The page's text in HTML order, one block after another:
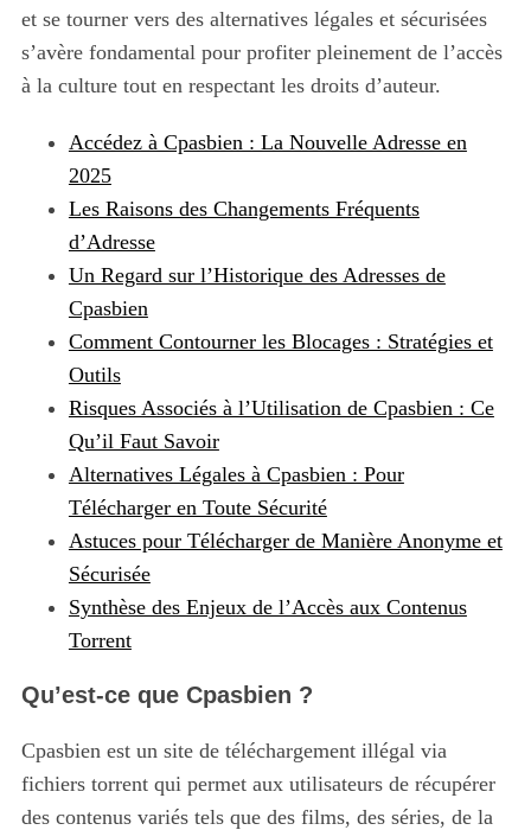
et se tourner vers des alternatives légales et sécurisées
s’avère fondamental pour profiter pleinement de l’accès
à la culture tout en respectant les droits d’auteur.
Accédez à Cpasbien : La Nouvelle Adresse en
2025
Les Raisons des Changements Fréquents
d’Adresse
Un Regard sur l’Historique des Adresses de
Cpasbien
Comment Contourner les Blocages : Stratégies et
Outils
Risques Associés à l’Utilisation de Cpasbien : Ce
Qu’il Faut Savoir
Alternatives Légales à Cpasbien : Pour
Télécharger en Toute Sécurité
Astuces pour Télécharger de Manière Anonyme et
Sécurisée
Synthèse des Enjeux de l’Accès aux Contenus
Torrent
Qu’est-ce que Cpasbien ?
Cpasbien est un site de téléchargement illégal via
fichiers torrent qui permet aux utilisateurs de récupérer
des contenus variés tels que des films, des séries, de la